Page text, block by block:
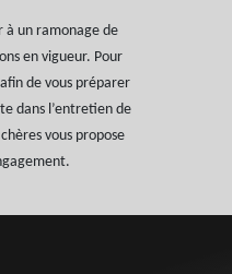
à un ramonage de
en vigueur. Pour
de vous préparer
dans l’entretien de
vous propose